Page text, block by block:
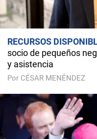
RECURSOS
socio de pequeños
y asistencia
Por CÉSAR MENÉNDEZ